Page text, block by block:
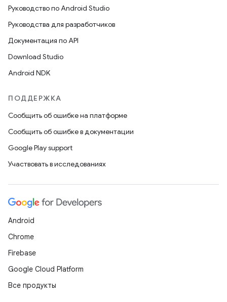
Руководство по Android Studio
Руководства для разработчиков
Документация по API
Download Studio
Android NDK
ПОДДЕРЖКА
Сообщить об ошибке на платформе
Сообщить об ошибке в документации
Google Play support
Участвовать в исследованиях
Android
Chrome
Firebase
Google Cloud Platform
Все продукты